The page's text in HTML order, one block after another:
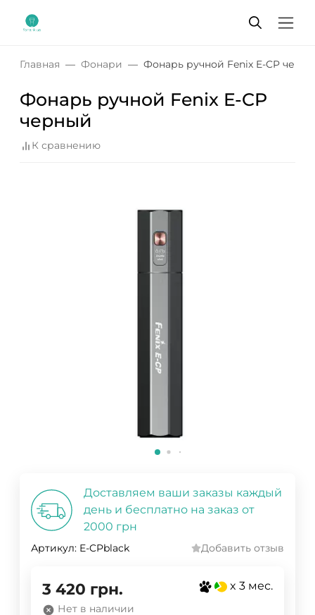
Главная Фонари Фонарь ручной Fenix E-CP
Фонарь ручной Fenix E-CP
черный
К сравнению
Доставляем ваши заказы каждый
день и бесплатно на заказ от
2000 грн
Артикул: E-CPblack Добавить отзыв
3 420 грн. x 3 мес.
Нет в наличии